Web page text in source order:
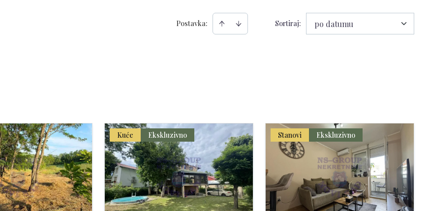
Postavka: Sortiraj: po datumu
Kuće Ekskluzivno Stanovi Ekskluzivno